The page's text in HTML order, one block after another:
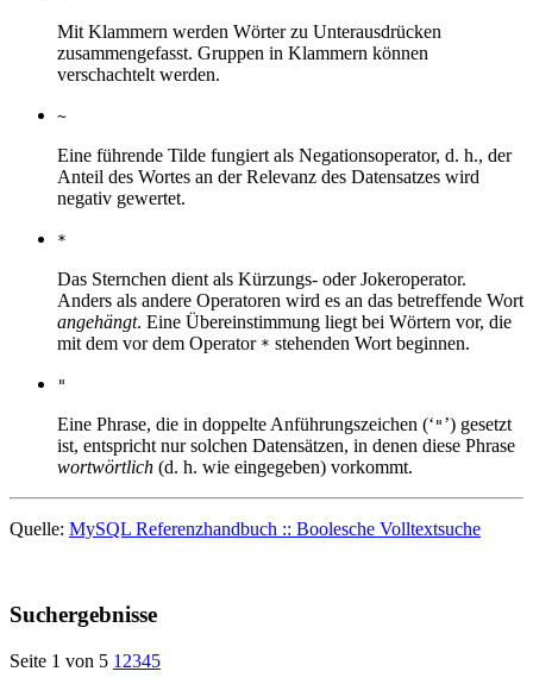
Mit Klammern werden Wörter zu Unterausdrücken
zusammengefasst. Gruppen in Klammern können
verschachtelt werden.
~
Eine führende Tilde fungiert als Negationsoperator, d. h., der
Anteil des Wortes an der Relevanz des Datensatzes wird
negativ gewertet.
*
Das Sternchen dient als Kürzungs- oder Jokeroperator.
Anders als andere Operatoren wird es an das betreffende Wort
angehängt. Eine Übereinstimmung liegt bei Wörtern vor, die
mit dem vor dem Operator * stehenden Wort beginnen.
"
Eine Phrase, die in doppelte Anführungszeichen (‘ " ’) gesetzt
ist, entspricht nur solchen Datensätzen, in denen diese Phrase
wortwörtlich (d. h. wie eingegeben) vorkommt.
Quelle: MySQL Referenzhandbuch :: Boolesche Volltextsuche
Suchergebnisse
Seite 1 von 5 1 2345